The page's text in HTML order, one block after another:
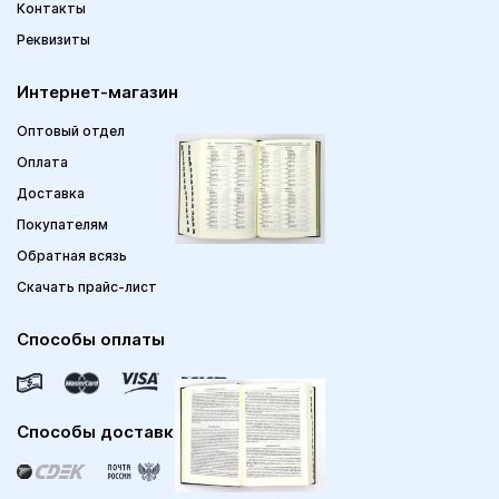
Контакты
Реквизиты
Интернет-магазин
Оптовый отдел
Оплата
Доставка
Покупателям
Обратная всязь
Скачать прайс-лист
Способы оплаты
Способы доставки